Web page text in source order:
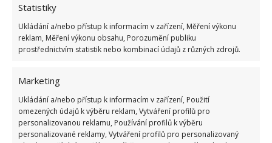
Statistiky
Ukládání a/nebo přístup k informacím v zařízení, Měření výkonu
reklam, Měření výkonu obsahu, Porozumění publiku
prostřednictvím statistik nebo kombinací údajů z různých zdrojů.
Marketing
Ukládání a/nebo přístup k informacím v zařízení, Použití
omezených údajů k výběru reklam, Vytváření profilů pro
personalizovanou reklamu, Používání profilů k výběru
personalizované reklamy, Vytváření profilů pro personalizovaný
ENERGIE
Přidejte svůj názor
Hana Musilová
Do redakce Bydlimeutulne.cz se